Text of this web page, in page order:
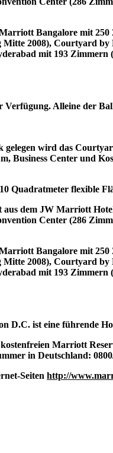
Bangalore mit
2008), Courtyard
mit 193 Zimmern
Alleine der
wird das
Business Center und
Quadratmeter flexible
dem JW Marriott
Center (286
Bangalore mit
2008), Courtyard
mit 193 Zimmern
D.C. ist eine führende
Marriott
in Deutschland:
Seiten http://